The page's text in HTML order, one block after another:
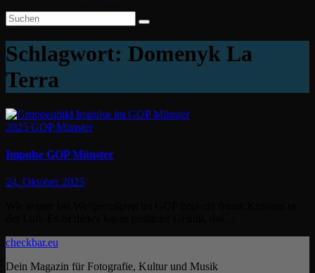
Schlagwort: Domenyk La
Terra
2025 GOP Münster
Impulse GOP Münster
24. Oktober 2025
checkbar.eu
Dein Magazin für Fotografie, Kultur und Musik